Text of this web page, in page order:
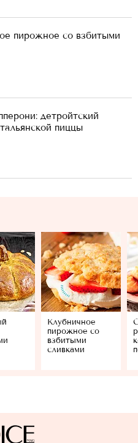
пирожное со взбитыми
детройтский
пиццы
Клубничное
пирожное со
взбитыми
сливками